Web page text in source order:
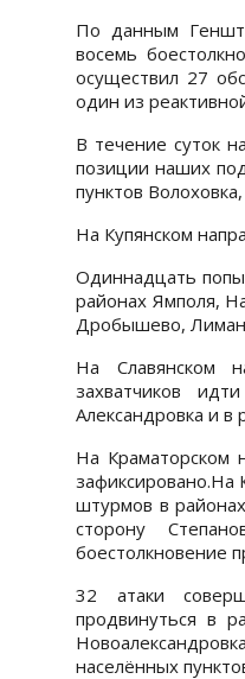
По данным
восемь
осуществил 27
один из
В течение суток
позиции наших
пунктов
На Купянском
Одиннадцать
районах Ямполя,
Дробышево,
На Славянском
захватчиков
Александровка и в
На Краматорском
зафиксировано.На
штурмов в
сторону
боестолкновение
32 атаки
продвинуться в
населённых